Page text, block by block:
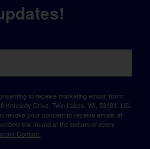
to receive marketing emails from:
Kennedy Drive, Twin Lakes, WI, 53181, US,
revoke your consent to receive emails at
link, found at the bottom of every
Contact.